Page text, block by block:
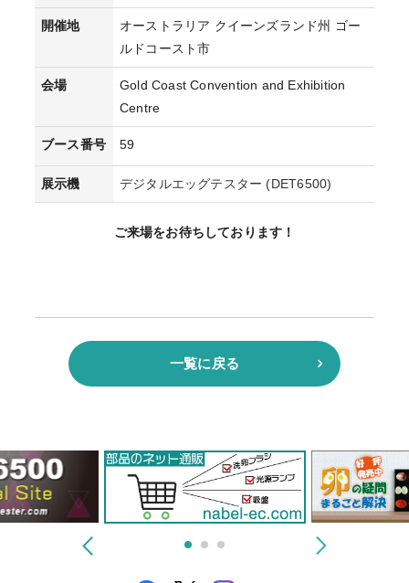
開催地
オーストラリア クイーンズランド州 ゴー
ルドコースト市
会場
Gold Coast Convention and Exhibition
Centre
ブース番号 59
展示機 デジタルエッグテスター (DET6500)
ご来場をお待ちしております！
一覧に戻る